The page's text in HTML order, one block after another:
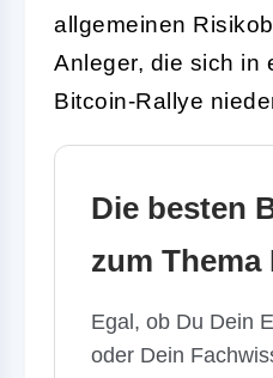
allgemeinen
Anleger, die sich in
Bitcoin-Rallye
Die besten
zum
Egal, ob Du Dein
oder Dein